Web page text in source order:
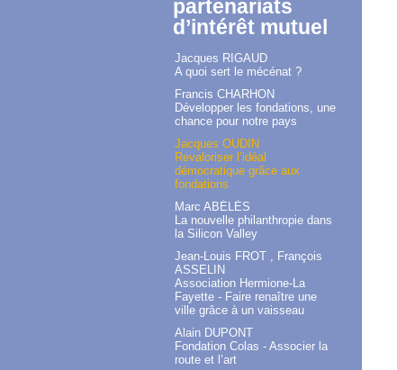
partenariats
d’intérêt mutuel
Jacques RIGAUD
A quoi sert le mécénat ?
Francis CHARHON
Développer les fondations, une
chance pour notre pays
Jacques OUDIN
Revaloriser l’idéal
démocratique grâce aux
fondations
Marc ABÉLÈS
La nouvelle philanthropie dans
la Silicon Valley
Jean-Louis FROT , François
ASSELIN
Association Hermione-La
Fayette - Faire renaître une
ville grâce à un vaisseau
Alain DUPONT
Fondation Colas - Associer la
route et l’art